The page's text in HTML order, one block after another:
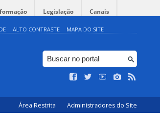
Legislação Canais
ALTO CONTRASTE MAPA DO SITE
Área Restrita Administradores do Site